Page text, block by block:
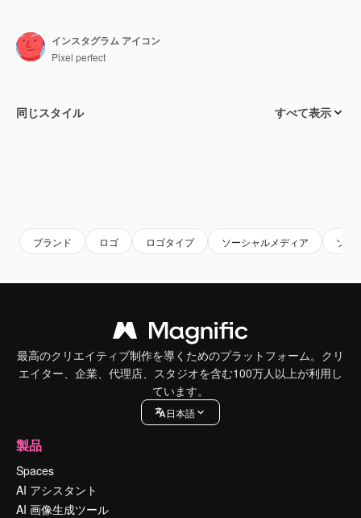
インスタグラム アイコン
Pixel perfect
同じスタイル すべて表示
ブランド ロゴ ロゴタイプ ソーシャルメディア ソー
最高のクリエイティブ制作を導くためのプラットフォーム。クリ
エイター、企業、代理店、スタジオを含む100万人以上が利用し
ています。
日本語
製品
Spaces
AI アシスタント
AI 画像生成ツール